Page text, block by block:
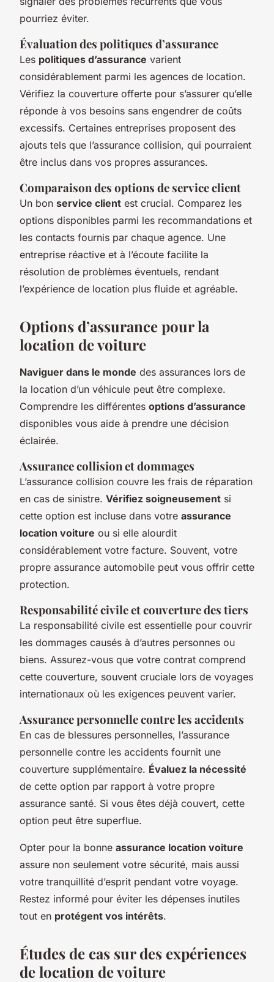
pourriez éviter.
Évaluation des politiques d’assurance
Les politiques d’assurance varient
considérablement parmi les agences de location.
Vérifiez la couverture offerte pour s’assurer qu’elle
réponde à vos besoins sans engendrer de coûts
excessifs. Certaines entreprises proposent des
ajouts tels que l’assurance collision, qui pourraient
être inclus dans vos propres assurances.
Comparaison des options de service client
Un bon service client est crucial. Comparez les
options disponibles parmi les recommandations et
les contacts fournis par chaque agence. Une
entreprise réactive et à l’écoute facilite la
résolution de problèmes éventuels, rendant
l’expérience de location plus fluide et agréable.
Options d’assurance pour la
location de voiture
Naviguer dans le monde des assurances lors de
la location d’un véhicule peut être complexe.
Comprendre les différentes options d’assurance
disponibles vous aide à prendre une décision
éclairée.
Assurance collision et dommages
L’assurance collision couvre les frais de réparation
en cas de sinistre. Vérifiez soigneusement si
cette option est incluse dans votre assurance
location voiture ou si elle alourdit
considérablement votre facture. Souvent, votre
propre assurance automobile peut vous offrir cette
protection.
Responsabilité civile et couverture des tiers
La responsabilité civile est essentielle pour couvrir
les dommages causés à d’autres personnes ou
biens. Assurez-vous que votre contrat comprend
cette couverture, souvent cruciale lors de voyages
internationaux où les exigences peuvent varier.
Assurance personnelle contre les accidents
En cas de blessures personnelles, l’assurance
personnelle contre les accidents fournit une
couverture supplémentaire. Évaluez la nécessité
de cette option par rapport à votre propre
assurance santé. Si vous êtes déjà couvert, cette
option peut être superflue.
Opter pour la bonne assurance location voiture
assure non seulement votre sécurité, mais aussi
votre tranquillité d’esprit pendant votre voyage.
Restez informé pour éviter les dépenses inutiles
tout en protégent vos intérêts.
Études de cas sur des expériences
de location de voiture